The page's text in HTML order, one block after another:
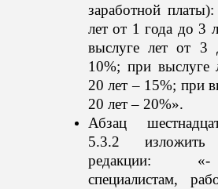
заработной
лет от 1 года до 3
выслуге лет от
10%; при выслуге
20 лет – 15%; при
20 лет – 20%».
Абзац
5.3.2
редакции:
специалистам,